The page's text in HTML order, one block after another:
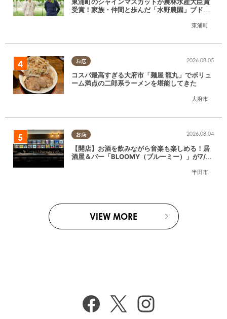
東浦町
受賞！家族・仲間と歩んだ「水野農園」ブドウ
お店
大府市
2026.08.05
コスパ最高すぎる大府市「麺屋 龍丸」でボリュ
ーム満点の二郎系ラーメンを堪能してきた
お店
半田市
2026.08.04
【開店】お酒を飲みながら音楽も楽しめる！居
酒屋＆バー「BLOOMY（ブルーミー）」が7/3
VIEW MORE